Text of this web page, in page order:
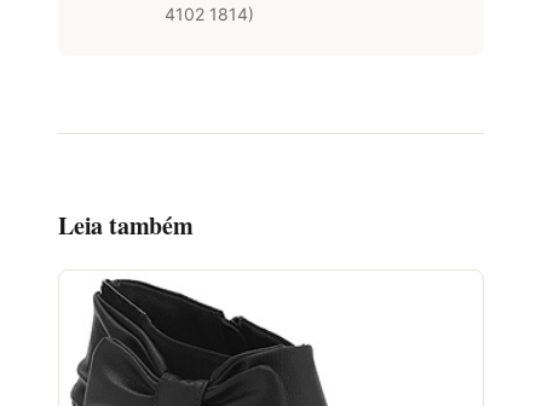
4102 1814)
Leia também